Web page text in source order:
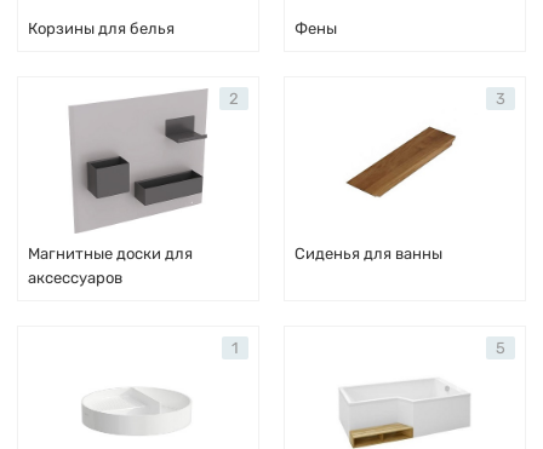
Корзины для белья Фены
Магнитные доски для
аксессуаров
2
Сиденья для ванны
3
1 5